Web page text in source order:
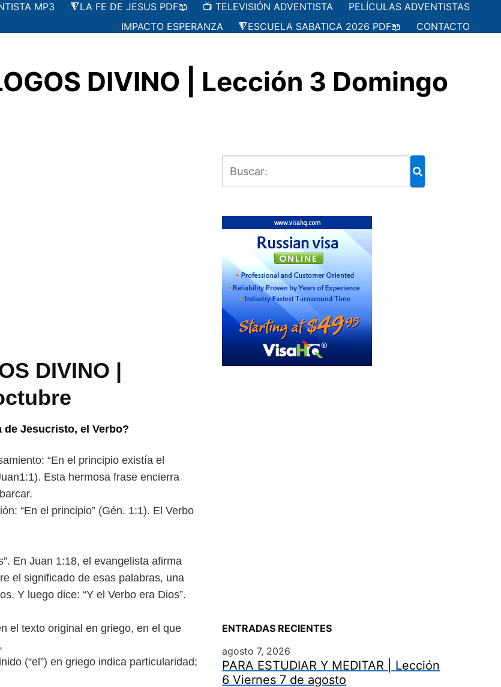
MP3 🔻LA FE DE JESUS PDF📖 📺 TELEVISIÓN ADVENTISTA
PELÍCULAS ADVENTISTAS
IMPACTO ESPERANZA
🔻ESCUELA SABATICA 2026 PDF📖 CONTACTO
DIVINO | Lección 3 Domingo
DIVINO |
de Jesucristo, el Verbo?
“En el principio existía el
1:1). Esta hermosa frase encierra
“En el principio” (Gén. 1:1). El Verbo
En Juan 1:18, el evangelista afirma
el significado de esas palabras, una
Y luego dice: “Y el Verbo era Dios”.
el texto original en griego, en el que
(“el”) en griego indica particularidad;
ENTRADAS RECIENTES
agosto 7, 2026
PARA ESTUDIAR Y MEDITAR | Lección
6 Viernes 7 de agosto